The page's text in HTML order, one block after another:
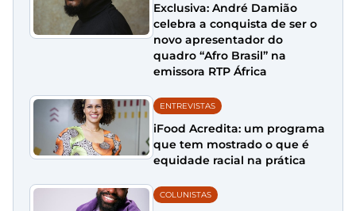
Exclusiva: André Damião
celebra a conquista de ser o
novo apresentador do
quadro “Afro Brasil” na
emissora RTP África
ENTREVISTAS
iFood Acredita: um programa
que tem mostrado o que é
equidade racial na prática
COLUNISTAS